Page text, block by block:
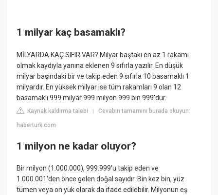
1 milyar kaç basamaklı?
MİLYARDA KAÇ SIFIR VAR? Milyar baştaki en az 1 rakamı
olmak kaydıyla yanına eklenen 9 sıfırla yazılır. En düşük
milyar başındaki bir ve takip eden 9 sıfırla 10 basamaklı 1
milyardır. En yüksek milyar ise tüm rakamları 9 olan 12
basamaklı 999 milyar 999 milyon 999 bin 999'dur.
Kaynak kaldırma talebi |Cevabın tamamını burada okuyun:
haberturk.com
1 milyon ne kadar oluyor?
Bir milyon (1.000.000), 999.999'u takip eden ve
1.000.001'den önce gelen doğal sayıdır. Bin kez bin, yüz
tümen veya on yük olarak da ifade edilebilir. Milyonun eş